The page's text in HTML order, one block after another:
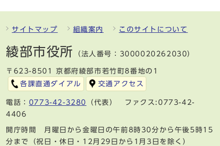
サイトマップ 組織案内 このサイトについて
綾部市役所 （法人番号：3000020262030）
〒623-8501 京都府綾部市若竹町8番地の1
各課直通ダイアル
交通アクセス
電話： 0773-42-3280
（代表） ファクス:0773-42-
4406
開庁時間 月曜日から金曜日の午前8時30分から午後5時15
分まで（祝日・休日・12月29日から1月3日を除く）